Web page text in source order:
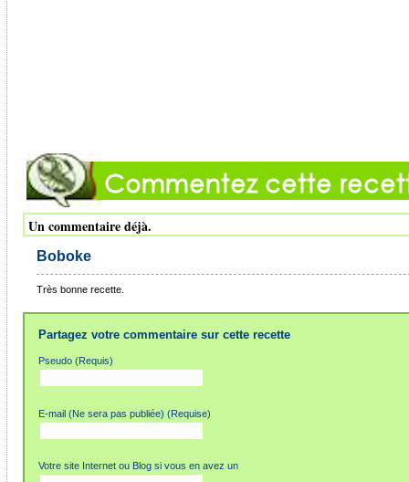
Un commentaire déjà.
Boboke
Très bonne recette.
Partagez votre commentaire sur cette recette
Pseudo (Requis)
E-mail (Ne sera pas publiée) (Requise)
Votre site Internet ou Blog si vous en avez un